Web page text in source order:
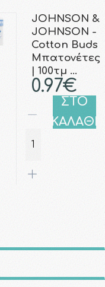
JOHNSON &
JOHNSON -
Cotton Buds
Μπατονέτες
| 100τμ …
0.97€
ΣΤΟ
ΚΑΛΑΘΙ